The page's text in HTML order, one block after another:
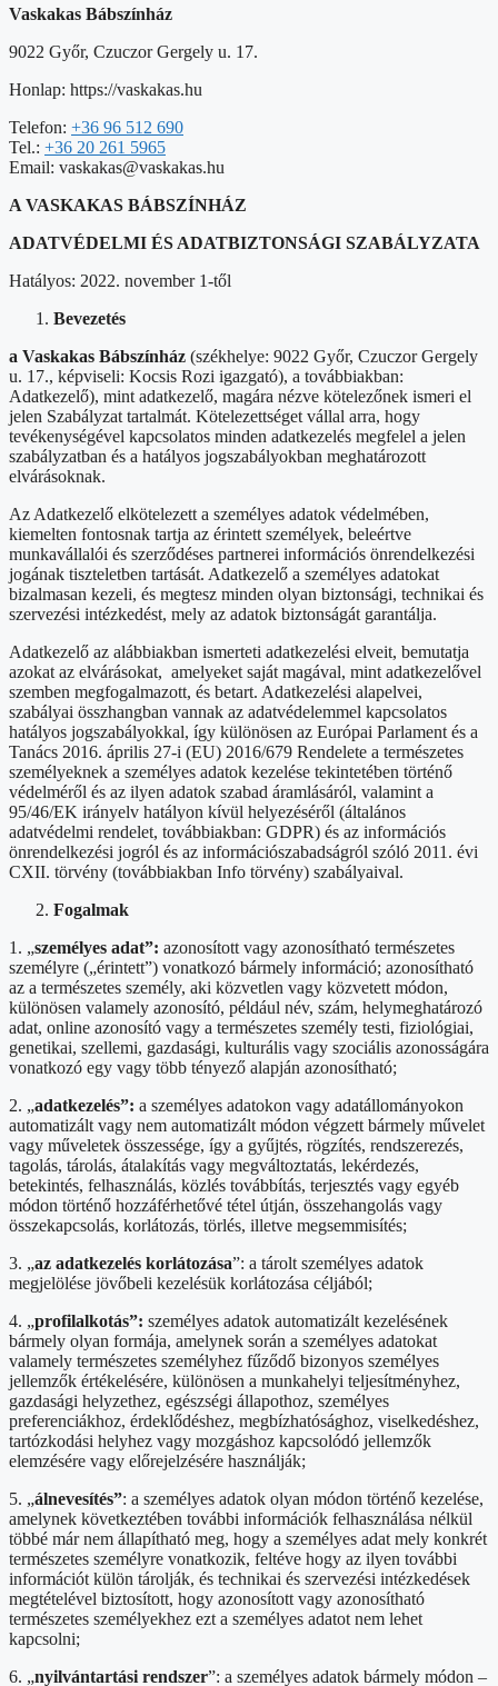
Vaskakas Bábszínház
9022 Győr, Czuczor Gergely u. 17.
Honlap: https://vaskakas.hu
Telefon: +36 96 512 690
Tel.: +36 20 261 5965
Email: vaskakas@vaskakas.hu
A VASKAKAS BÁBSZÍNHÁZ
ADATVÉDELMI ÉS ADATBIZTONSÁGI SZABÁLYZATA
Hatályos: 2022. november 1-től
Bevezetés
a Vaskakas Bábszínház (székhelye: 9022 Győr, Czuczor Gergely
u. 17., képviseli: Kocsis Rozi igazgató), a továbbiakban:
Adatkezelő), mint adatkezelő, magára nézve kötelezőnek ismeri el
jelen Szabályzat tartalmát. Kötelezettséget vállal arra, hogy
tevékenységével kapcsolatos minden adatkezelés megfelel a jelen
szabályzatban és a hatályos jogszabályokban meghatározott
elvárásoknak.
Az Adatkezelő elkötelezett a személyes adatok védelmében,
kiemelten fontosnak tartja az érintett személyek, beleértve
munkavállalói és szerződéses partnerei információs önrendelkezési
jogának tiszteletben tartását. Adatkezelő a személyes adatokat
bizalmasan kezeli, és megtesz minden olyan biztonsági, technikai és
szervezési intézkedést, mely az adatok biztonságát garantálja.
Adatkezelő az alábbiakban ismerteti adatkezelési elveit, bemutatja
azokat az elvárásokat, amelyeket saját magával, mint adatkezelővel
szemben megfogalmazott, és betart. Adatkezelési alapelvei,
szabályai összhangban vannak az adatvédelemmel kapcsolatos
hatályos jogszabályokkal, így különösen az Európai Parlament és a
Tanács 2016. április 27-i (EU) 2016/679 Rendelete a természetes
személyeknek a személyes adatok kezelése tekintetében történő
védelméről és az ilyen adatok szabad áramlásáról, valamint a
95/46/EK irányelv hatályon kívül helyezéséről (általános
adatvédelmi rendelet, továbbiakban: GDPR) és az információs
önrendelkezési jogról és az információszabadságról szóló 2011. évi
CXII. törvény (továbbiakban Info törvény) szabályaival.
Fogalmak
1. „személyes adat”: azonosított vagy azonosítható természetes
személyre („érintett”) vonatkozó bármely információ; azonosítható
az a természetes személy, aki közvetlen vagy közvetett módon,
különösen valamely azonosító, például név, szám, helymeghatározó
adat, online azonosító vagy a természetes személy testi, fiziológiai,
genetikai, szellemi, gazdasági, kulturális vagy szociális azonosságára
vonatkozó egy vagy több tényező alapján azonosítható;
2. „adatkezelés”: a személyes adatokon vagy adatállományokon
automatizált vagy nem automatizált módon végzett bármely művelet
vagy műveletek összessége, így a gyűjtés, rögzítés, rendszerezés,
tagolás, tárolás, átalakítás vagy megváltoztatás, lekérdezés,
betekintés, felhasználás, közlés továbbítás, terjesztés vagy egyéb
módon történő hozzáférhetővé tétel útján, összehangolás vagy
összekapcsolás, korlátozás, törlés, illetve megsemmisítés;
3. „az adatkezelés korlátozása”: a tárolt személyes adatok
megjelölése jövőbeli kezelésük korlátozása céljából;
4. „profilalkotás”: személyes adatok automatizált kezelésének
bármely olyan formája, amelynek során a személyes adatokat
valamely természetes személyhez fűződő bizonyos személyes
jellemzők értékelésére, különösen a munkahelyi teljesítményhez,
gazdasági helyzethez, egészségi állapothoz, személyes
preferenciákhoz, érdeklődéshez, megbízhatósághoz, viselkedéshez,
tartózkodási helyhez vagy mozgáshoz kapcsolódó jellemzők
elemzésére vagy előrejelzésére használják;
5. „álnevesítés”: a személyes adatok olyan módon történő kezelése,
amelynek következtében további információk felhasználása nélkül
többé már nem állapítható meg, hogy a személyes adat mely konkrét
természetes személyre vonatkozik, feltéve hogy az ilyen további
információt külön tárolják, és technikai és szervezési intézkedések
megtételével biztosított, hogy azonosított vagy azonosítható
természetes személyekhez ezt a személyes adatot nem lehet
kapcsolni;
6. „nyilvántartási rendszer”: a személyes adatok bármely módon –